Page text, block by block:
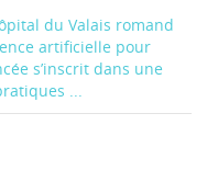
du Valais romand
artificielle pour
s’inscrit dans une
...